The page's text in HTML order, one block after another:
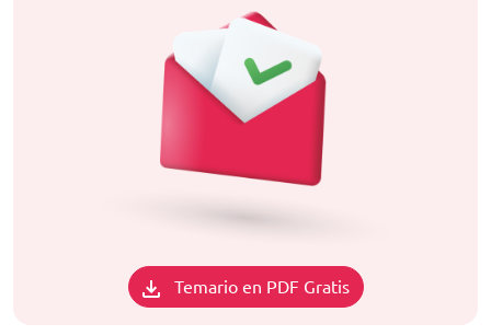
Temario en PDF Gratis